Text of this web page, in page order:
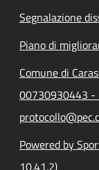
Segnalazione
Piano di
Comune di
00730930443 -
Powered by
10.41.2)